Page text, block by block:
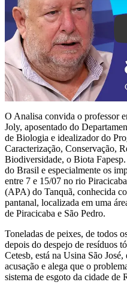
O Analisa convida o professor
Joly, aposentado do
de Biologia e idealizador do
Caracterização, Conservação,
Biodiversidade, o Biota Fapesp.
do Brasil e especialmente os
entre 7 e 15/07 no rio
(APA) do Tanquã, conhecida
pantanal, localizada em uma
de Piracicaba e São Pedro.
Toneladas de peixes, de todos
depois do despejo de resíduos
Cetesb, está na Usina São
acusação e alega que o
sistema de esgoto da cidade de